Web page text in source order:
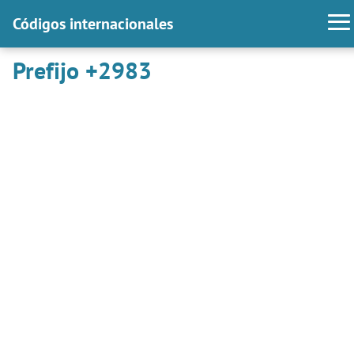
Códigos internacionales
Prefijo +2983